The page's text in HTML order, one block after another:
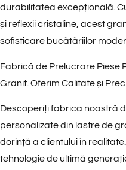
durabilitatea excepțională.
și reflexii cristaline, acest
sofisticare bucătăriilor
Fabrică de Prelucrare Piese
Granit. Oferim Calitate și
Descoperiți fabrica noastră
personalizate din lastre de
dorință a clientului în
tehnologie de ultimă